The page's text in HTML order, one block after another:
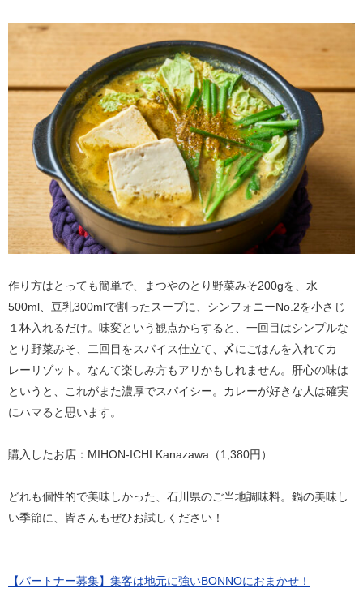
作り方はとっても簡単で、まつやのとり野菜みそ200gを、水
500ml、豆乳300mlで割ったスープに、シンフォニーNo.2を小さじ
１杯入れるだけ。味変という観点からすると、一回目はシンプルな
とり野菜みそ、二回目をスパイス仕立て、〆にごはんを入れてカ
レーリゾット。なんて楽しみ方もアリかもしれません。肝心の味は
というと、これがまた濃厚でスパイシー。カレーが好きな人は確実
にハマると思います。
購入したお店：MIHON‐ICHI Kanazawa（1,380円）
どれも個性的で美味しかった、石川県のご当地調味料。鍋の美味し
い季節に、皆さんもぜひお試しください！
【パートナー募集】集客は地元に強いBONNOにおまかせ！